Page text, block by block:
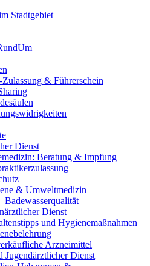
Stadtgebiet
& Führerschein
Dienst
Beratung & Impfung
& Umweltmedizin
Badewasserqualität
Dienst
und Hygienemaßnahmen
Arzneimittel
Jugendärztlicher Dienst